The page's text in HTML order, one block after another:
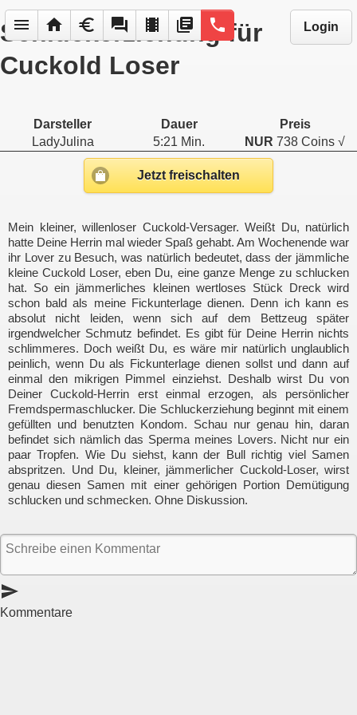
menu home euro forum local_movies library_books phone Login
Schluckerziehung für
Cuckold Loser
Darsteller Dauer
Preis
LadyJulina
5:21 Min. NUR 738 Coins √
Jetzt freischalten
Mein kleiner, willenloser Cuckold-Versager. Weißt Du, natürlich
hatte Deine Herrin mal wieder Spaß gehabt. Am Wochenende war
ihr Lover zu Besuch, was natürlich bedeutet, dass der jämmliche
kleine Cuckold Loser, eben Du, eine ganze Menge zu schlucken
hat. So ein jämmerliches kleinen wertloses Stück Dreck wird
schon bald als meine Fickunterlage dienen. Denn ich kann es
absolut nicht leiden, wenn sich auf dem Bettzeug später
irgendwelcher Schmutz befindet. Es gibt für Deine Herrin nichts
schlimmeres. Doch weißt Du, es wäre mir natürlich unglaublich
peinlich, wenn Du als Fickunterlage dienen sollst und dann auf
einmal den mikrigen Pimmel einziehst. Deshalb wirst Du von
Deiner Cuckold-Herrin erst einmal erzogen, als persönlicher
Fremdspermaschlucker. Die Schluckerziehung beginnt mit einem
gefüllten und benutzten Kondom. Schau nur genau hin, daran
befindet sich nämlich das Sperma meines Lovers. Nicht nur ein
paar Tropfen. Wie Du siehst, kann der Bull richtig viel Samen
abspritzen. Und Du, kleiner, jämmerlicher Cuckold-Loser, wirst
genau diesen Samen mit einer gehörigen Portion Demütigung
schlucken und schmecken. Ohne Diskussion.
send
Kommentare